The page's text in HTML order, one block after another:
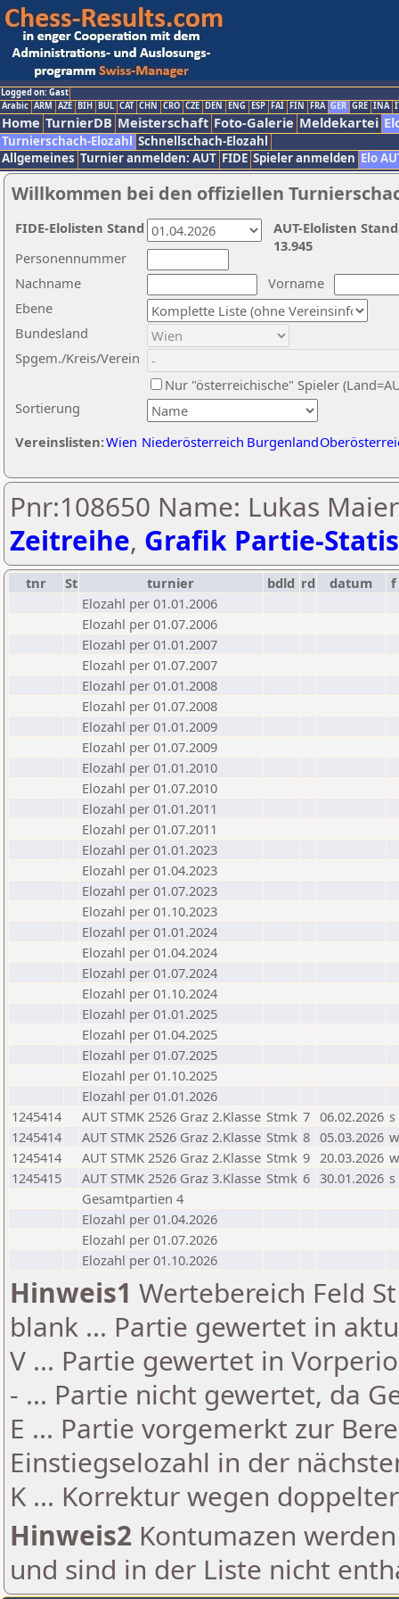
Logged on: Gast
Arabic ARM AZE BIH BUL CAT CHN CRO CZE DEN ENG ESP FAI FIN FRA GER GRE INA
Home TurnierDB Meisterschaft Foto-Galerie Meldekartei
Turnierschach-Elozahl Schnellschach-Elozahl
Allgemeines Turnier anmelden: AUT FIDE Spieler anmelden Elo
Willkommen bei den offiziellen
Nachname
Vorname
Ebene
Sortierung
Personennummer
Bundesland
Spgem./Kreis/Verein
Nur "österreichische" Spieler
Vereinslisten:Wien Niederösterreich Burgenland
AUT-Elolisten
13.945
FIDE-Elolisten Stand
Pnr:108650 Name: Lukas
Zeitreihe, Grafik Partie-
tnr St turnier bdld rd datum
f
Elozahl per 01.01.2006
Elozahl per 01.07.2006
Elozahl per 01.01.2007
Elozahl per 01.07.2007
Elozahl per 01.01.2008
Elozahl per 01.07.2008
Elozahl per 01.01.2009
Elozahl per 01.07.2009
Elozahl per 01.01.2010
Elozahl per 01.07.2010
Elozahl per 01.01.2011
Elozahl per 01.07.2011
Elozahl per 01.01.2023
Elozahl per 01.04.2023
Elozahl per 01.07.2023
Elozahl per 01.10.2023
Elozahl per 01.01.2024
Elozahl per 01.04.2024
Elozahl per 01.07.2024
Elozahl per 01.10.2024
Elozahl per 01.01.2025
Elozahl per 01.04.2025
Elozahl per 01.07.2025
Elozahl per 01.10.2025
Elozahl per 01.01.2026
1245414
AUT STMK 2526 Graz 2.Klasse Stmk 7 06.02.2026 s
1245414
AUT STMK 2526 Graz 2.Klasse Stmk 8 05.03.2026 w
1245414
AUT STMK 2526 Graz 2.Klasse Stmk 9 20.03.2026 w
1245415
AUT STMK 2526 Graz 3.Klasse Stmk 6 30.01.2026 s
Gesamtpartien 4
Elozahl per 01.04.2026
Elozahl per 01.07.2026
Elozahl per 01.10.2026
Hinweis1 Wertebereich Feld
blank ... Partie gewertet in
V ... Partie gewertet in
- ... Partie nicht gewertet, da
E ... Partie vorgemerkt zur
Einstiegselozahl in der
K ... Korrektur wegen
Hinweis2 Kontumazen
und sind in der Liste nicht